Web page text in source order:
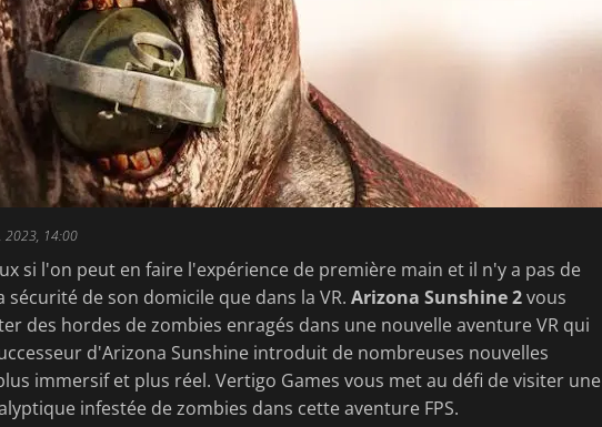
2023, 14:00
si l'on peut en faire l'expérience de première main et il n'y a pas de
de son domicile que dans la VR. Arizona Sunshine 2vous
des hordes de zombies enragés dans une nouvelle aventure VR qui
d'Arizona Sunshine introduit de nombreuses nouvelles
immersif et plus réel. Vertigo Games vous met au défi de visiter une
infestée de zombies dans cette aventure FPS.